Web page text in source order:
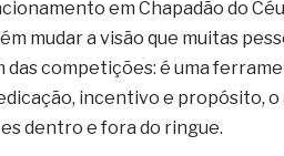
em Chapadão do
mudar a visão que muitas
das competições: é uma
incentivo e propósito,
dentro e fora do ringue.